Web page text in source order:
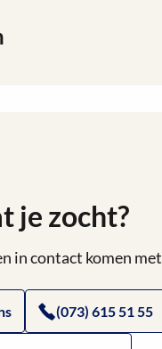
je zocht?
in contact komen
(073) 615 51 55